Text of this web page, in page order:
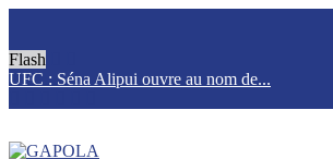
Flash
UFC : Séna Alipui ouvre au nom de...